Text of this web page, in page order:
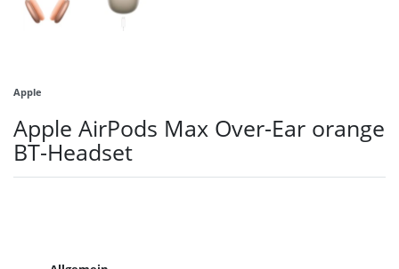
Apple
Apple AirPods Max Over-Ear orange
BT-Headset